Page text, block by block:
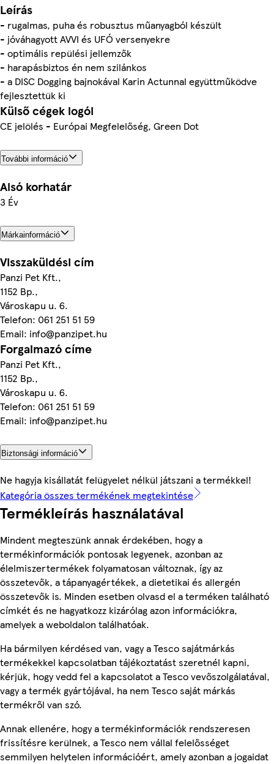
Leírás
- rugalmas, puha és robusztus műanyagból készült
- jóváhagyott AVVI és UFÓ versenyekre
- optimális repülési jellemzők
- harapásbiztos én nem szilánkos
- a DISC Dogging bajnokával Karin Actunnal együttműködve
fejlesztettük ki
Külső cégek logói
CE jelölés - Európai Megfelelőség, Green Dot
További információ
Alsó korhatár
3 Év
Márkainformáció
Visszaküldési cím
Panzi Pet Kft.,
1152 Bp.,
Városkapu u. 6.
Telefon: 061 251 51 59
Email: info@panzipet.hu
Forgalmazó címe
Panzi Pet Kft.,
1152 Bp.,
Városkapu u. 6.
Telefon: 061 251 51 59
Email: info@panzipet.hu
Biztonsági információ
Ne hagyja kisállatát felügyelet nélkül játszani a termékkel!
Kategória összes termékének megtekintése
Termékleírás használatával
Mindent megteszünk annak érdekében, hogy a
termékinformációk pontosak legyenek, azonban az
élelmiszertermékek folyamatosan változnak, így az
összetevők, a tápanyagértékek, a dietetikai és allergén
összetevők is. Minden esetben olvasd el a terméken található
címkét és ne hagyatkozz kizárólag azon információkra,
amelyek a weboldalon találhatóak.
Ha bármilyen kérdésed van, vagy a Tesco sajátmárkás
termékekkel kapcsolatban tájékoztatást szeretnél kapni,
kérjük, hogy vedd fel a kapcsolatot a Tesco vevőszolgálatával,
vagy a termék gyártójával, ha nem Tesco saját márkás
termékről van szó.
Annak ellenére, hogy a termékinformációk rendszeresen
frissítésre kerülnek, a Tesco nem vállal felelősséget
semmilyen helytelen információért, amely azonban a jogaidat